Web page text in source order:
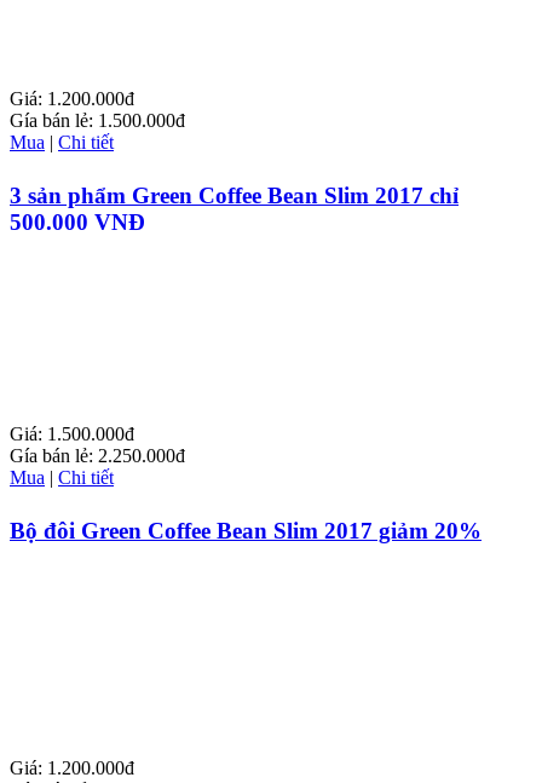
Giá: 1.200.000đ
Gía bán lẻ: 1.500.000đ
Mua
Chi tiết
3 sản phẩm Green Coffee Bean Slim 2017 chỉ
500.000 VNĐ
Giá: 1.500.000đ
Gía bán lẻ: 2.250.000đ
Mua | Chi tiết
Bộ đôi Green Coffee Bean Slim 2017 giảm 20%
Giá: 1.200.000đ